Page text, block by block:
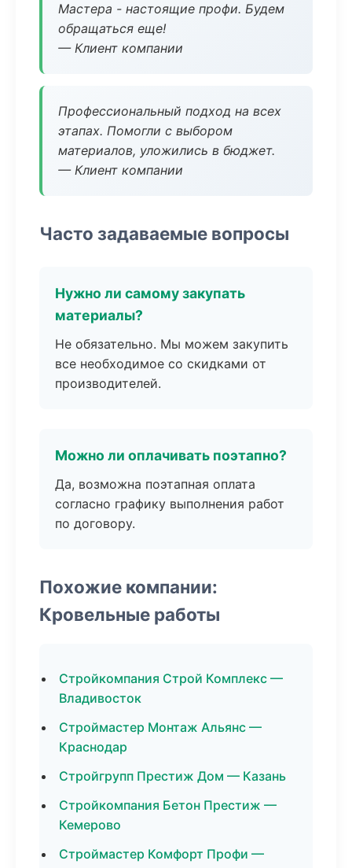
Мастера - настоящие профи. Будем
обращаться еще!
— Клиент компании
Профессиональный подход на всех
этапах. Помогли с выбором
материалов, уложились в бюджет.
— Клиент компании
Часто задаваемые вопросы
Нужно ли самому закупать
материалы?
Не обязательно. Мы можем закупить
все необходимое со скидками от
производителей.
Можно ли оплачивать поэтапно?
Да, возможна поэтапная оплата
согласно графику выполнения работ
по договору.
Похожие компании:
Кровельные работы
Стройкомпания Строй Комплекс —
Владивосток
Строймастер Монтаж Альянс —
Краснодар
Стройгрупп Престиж Дом — Казань
Стройкомпания Бетон Престиж —
Кемерово
Строймастер Комфорт Профи —